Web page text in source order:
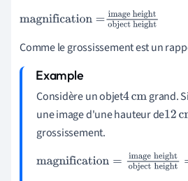
magnification =image
object height
Comme le grossissement est un
Considère un objet4cm grand.
une image d'une hauteur de12
grossissement.
magnification=imageheight